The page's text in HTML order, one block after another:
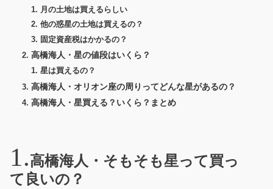
月の土地は買えるらしい
他の惑星の土地は買えるの？
固定資産税はかかるの？
高橋海人・星の値段はいくら？
星は買えるの？
高橋海人・オリオン座の周りってどんな星があるの？
高橋海人・星買える？いくら？まとめ
高橋海人・そもそも星って買っ
て良いの？